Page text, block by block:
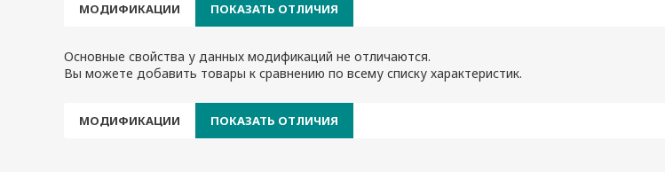
МОДИФИКАЦИИ ПОКАЗАТЬ ОТЛИЧИЯ
Основные свойства у данных модификаций не отличаются.
Вы можете добавить товары к сравнению по всему списку характеристик.
МОДИФИКАЦИИ ПОКАЗАТЬ ОТЛИЧИЯ